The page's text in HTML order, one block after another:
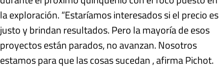
la exploración. “Estaríamos interesados si el precio es
justo y brindan resultados. Pero la mayoría de esos
proyectos están parados, no avanzan. Nosotros
estamos para que las cosas sucedan , afirma Pichot.